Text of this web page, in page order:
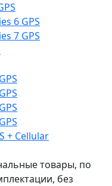
6 GPS
7 GPS
+ Cellular
товары, по
без